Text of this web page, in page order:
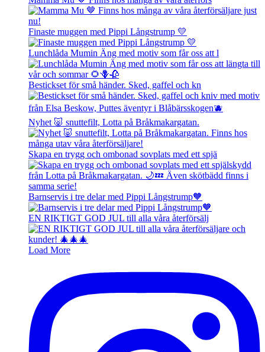
Finaste muggen med Pippi Långstrump 💛
Lunchlåda Mumin Äng med motiv som får oss att l
Bestickset för små händer. Sked, gaffel och kn
Nyhet 🐷 snuttefilt, Lotta på Bråkmakargatan.
Skapa en trygg och ombonad sovplats med ett spjä
Barnservis i tre delar med Pippi Långstrump🧡
EN RIKTIGT GOD JUL till alla våra återförsälj
Load More